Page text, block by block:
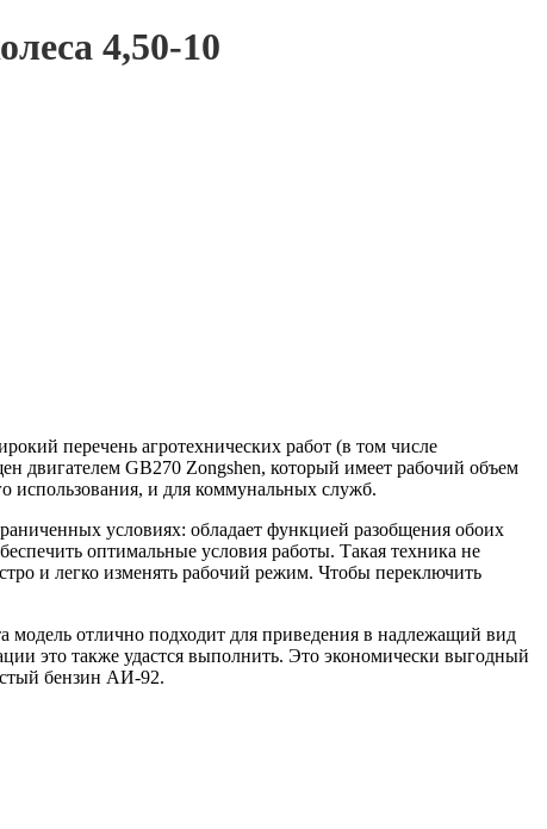
4,50-10
перечень агротехнических работ (в том числе
двигателем GB270 Zongshen, который имеет рабочий объем
использования, и для коммунальных служб.
условиях: обладает функцией разобщения обоих
оптимальные условия работы. Такая техника не
и легко изменять рабочий режим. Чтобы переключить
модель отлично подходит для приведения в надлежащий вид
это также удастся выполнить. Это экономически выгодный
бензин АИ-92.